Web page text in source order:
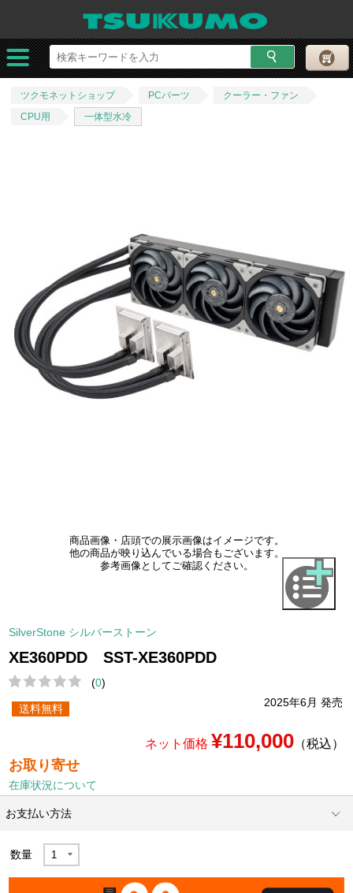
ツクモネットショップ PCパーツ
クーラー・ファン
CPU用
一体型水冷
商品画像・店頭での展示画像はイメージです。
他の商品が映り込んでいる場合もございます。
参考画像としてご確認ください。
SilverStone シルバーストーン
XE360PDD SST-XE360PDD
(0)
2025年6月 発売
送料無料
ネット価格 ¥110,000（税込）
お取り寄せ
在庫状況について
お支払い方法
数量